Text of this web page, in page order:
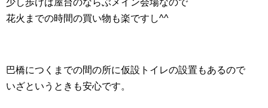
少し歩けば屋台のならぶメイン会場なので
花火までの時間の買い物も楽ですし^^
巴橋につくまでの間の所に仮設トイレの設置もあるので
いざというときも安心です。